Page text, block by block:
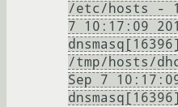
/etc/hosts - 1
7 10:17:09
/tmp/hosts/
Sep 7